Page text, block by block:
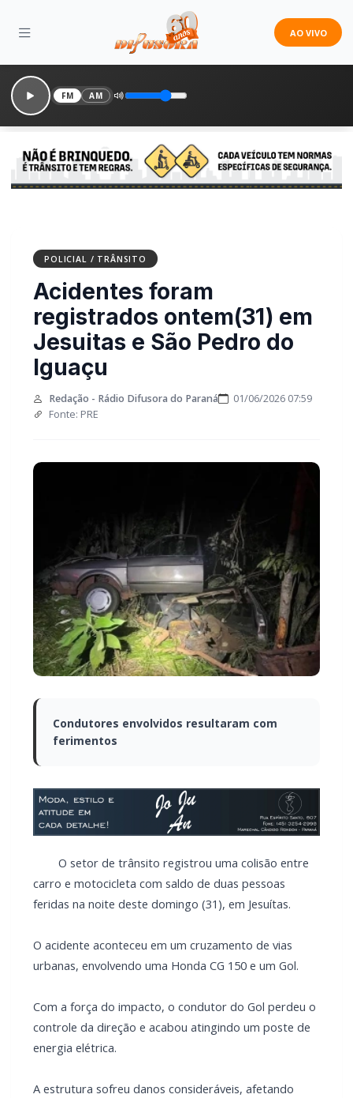
AO VIVO
FM AM
POLICIAL / TRÂNSITO
Acidentes foram
registrados ontem(31) em
Jesuitas e São Pedro do
Iguaçu
Redação - Rádio Difusora do Paraná
01/06/2026 07:59
Fonte: PRE
Condutores envolvidos resultaram com
ferimentos
O setor de trânsito registrou uma colisão entre
carro e motocicleta com saldo de duas pessoas
feridas na noite deste domingo (31), em Jesuítas.
O acidente aconteceu em um cruzamento de vias
urbanas, envolvendo uma Honda CG 150 e um Gol.
Com a força do impacto, o condutor do Gol perdeu o
controle da direção e acabou atingindo um poste de
A estrutura sofreu danos consideráveis, afetando
parte da rede elétrica da região.
Quando a equipe da Polícia Militar chegou ao local,